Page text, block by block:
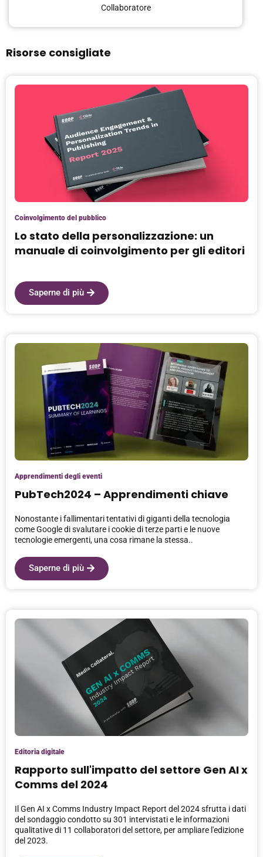
Collaboratore
Risorse consigliate
Coinvolgimento del pubblico
Lo stato della personalizzazione: un
manuale di coinvolgimento per gli editori
Saperne di più
Apprendimenti degli eventi
PubTech2024 – Apprendimenti chiave
Nonostante i fallimentari tentativi di giganti della tecnologia
come Google di svalutare i cookie di terze parti e le nuove
tecnologie emergenti, una cosa rimane la stessa..
Saperne di più
Editoria digitale
Rapporto sull'impatto del settore Gen AI x
Comms del 2024
Il Gen AI x Comms Industry Impact Report del 2024 sfrutta i dati
del sondaggio condotto su 301 intervistati e le informazioni
qualitative di 11 collaboratori del settore, per ampliare l'edizione
del 2023.